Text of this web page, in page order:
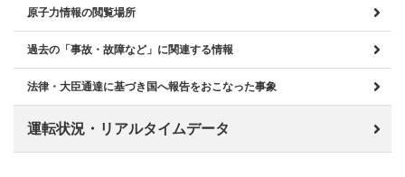
原子力情報の閲覧場所
過去の「事故・故障など」に関連する情報
法律・大臣通達に基づき国へ報告をおこなった事象
運転状況・リアルタイムデータ